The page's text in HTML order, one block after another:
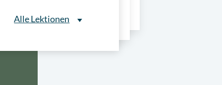
Alle Lektionen
Alle Lektionen